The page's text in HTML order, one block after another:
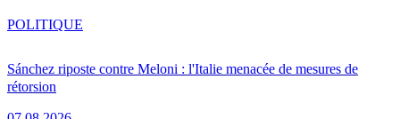
Sánchez riposte contre Meloni : l'Italie menacée de mesures de
rétorsion
POLITIQUE